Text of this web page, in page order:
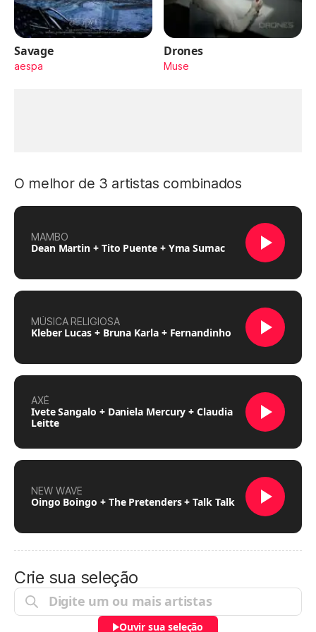
Savage
aespa
Drones
Muse
O melhor de 3 artistas combinados
MAMBO
Dean Martin + Tito Puente + Yma Sumac
MÚSICA RELIGIOSA
Kleber Lucas + Bruna Karla + Fernandinho
AXÉ
Ivete Sangalo + Daniela Mercury + Claudia
Leitte
NEW WAVE
Oingo Boingo + The Pretenders + Talk Talk
Crie sua seleção
Ouvir sua seleção